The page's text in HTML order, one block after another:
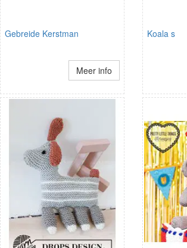
Gebreide Kerstman
Meer info
Koala s